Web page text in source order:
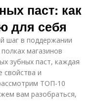
паст: как
для себя
шаг в поддержании
магазинов
зубных паст, каждая
свойства и
ТОП-10
вам разобраться,